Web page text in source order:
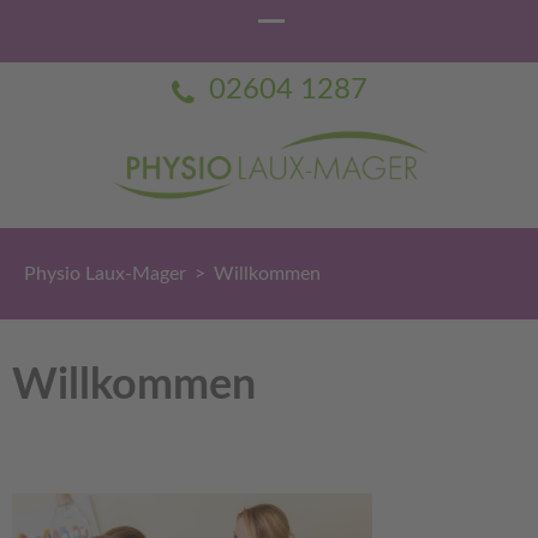
02604 1287
Physio Laux-Mager
Praxis für Physiotherapie Dorothée Laux-Mager
Physio Laux-Mager > Willkommen
Willkommen